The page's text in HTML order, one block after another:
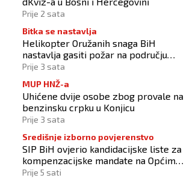
Prije 2 sata
Bitka se nastavlja
Helikopter Oružanih snaga BiH
nastavlja gasiti požar na području
Konjica
Prije 3 sata
MUP HNŽ-a
Uhićene dvije osobe zbog provale na
benzinsku crpku u Konjicu
Prije 3 sata
Središnje izborno povjerenstvo
SIP BiH ovjerio kandidacijske liste za
kompenzacijske mandate na Općim
izborima 2026
Prije 5 sati